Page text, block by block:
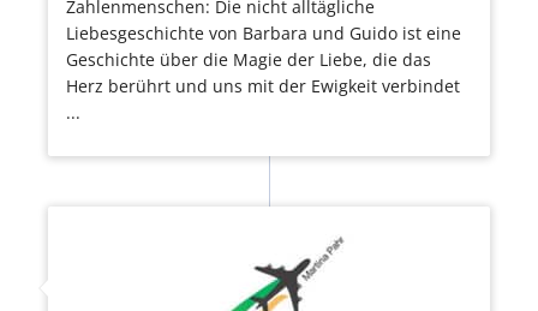
Zahlenmenschen: Die nicht alltägliche
Liebesgeschichte von Barbara und Guido ist eine
Geschichte über die Magie der Liebe, die das
Herz berührt und uns mit der Ewigkeit verbindet
...